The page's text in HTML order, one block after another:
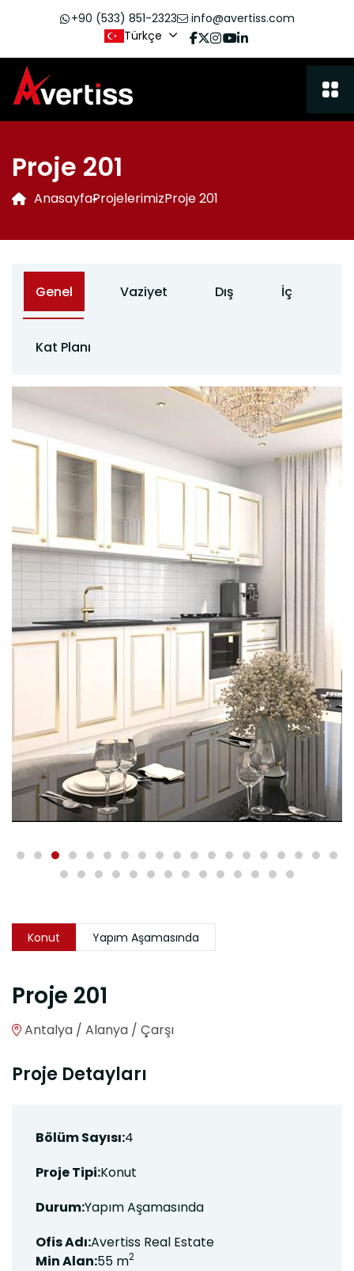
+90 (533) 851-2323
info@avertiss.com
Türkçe
Proje 201
AnasayfaProjelerimizProje 201
Genel Vaziyet Dış İç
Kat Planı
Konut Yapım Aşamasında
Proje 201
Antalya / Alanya / Çarşı
Proje Detayları
Bölüm Sayısı:4
Proje Tipi:Konut
Durum:Yapım Aşamasında
Ofis Adı:Avertiss Real Estate
Min Alan:55 m2